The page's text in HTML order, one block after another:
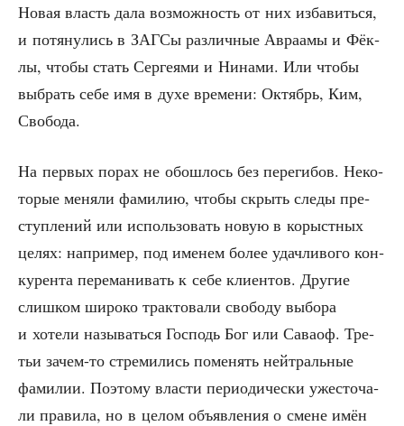
Новая власть дала воз­мож­ность от них изба­вить­ся,
и потя­ну­лись в ЗАГСы раз­лич­ные Авра­амы и Фёк­
лы, что­бы стать Сер­ге­я­ми и Нина­ми. Или что­бы
выбрать себе имя в духе вре­ме­ни: Октябрь, Ким,
Свобода.
На пер­вых порах не обо­шлось без пере­ги­бов. Неко­
то­рые меня­ли фами­лию, что­бы скрыть сле­ды пре­
ступ­ле­ний или исполь­зо­вать новую в корыст­ных
целях: напри­мер, под име­нем более удач­ли­во­го кон­
ку­рен­та пере­ма­ни­вать к себе кли­ен­тов. Дру­гие
слиш­ком широ­ко трак­то­ва­ли сво­бо­ду выбо­ра
и хоте­ли назы­вать­ся Гос­подь Бог или Сава­оф. Тре­
тьи зачем-то стре­ми­лись поме­нять ней­траль­ные
фами­лии. Поэто­му вла­сти пери­о­ди­че­ски уже­сто­ча­
ли пра­ви­ла, но в целом объ­яв­ле­ния о смене имён